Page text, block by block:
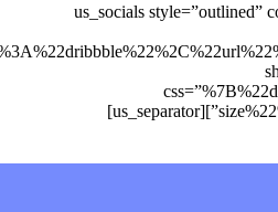
[/vc_column_text][us_socials
size%22%3A%2224px%22%7D%7D”][us_separator]